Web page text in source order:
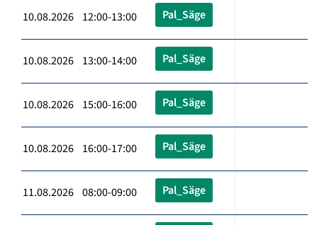
10.08.2026 12:00-13:00 Pal_Säge
10.08.2026 13:00-14:00 Pal_Säge
10.08.2026 15:00-16:00 Pal_Säge
10.08.2026 16:00-17:00 Pal_Säge
11.08.2026 08:00-09:00 Pal_Säge